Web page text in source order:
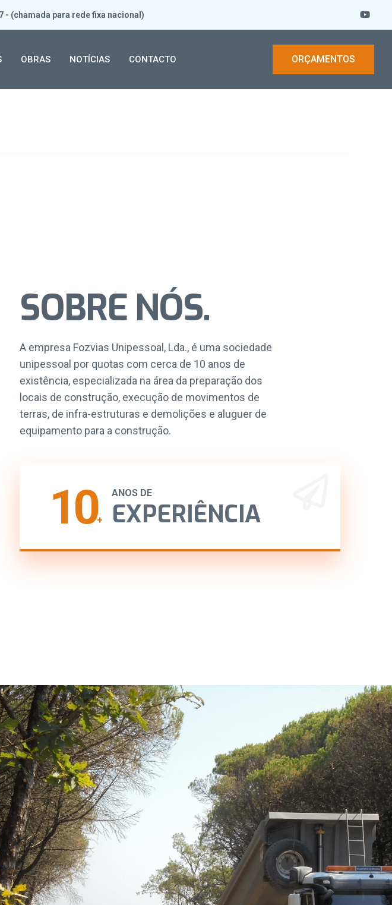
- (chamada para rede fixa nacional)
ORÇAMENTOS
OBRAS NOTÍCIAS CONTACTO
SOBRE NÓS.
A empresa Fozvias Unipessoal, Lda., é uma sociedade
unipessoal por quotas com cerca de 10 anos de
existência, especializada na área da preparação dos
locais de construção, execução de movimentos de
terras, de infra-estruturas e demolições e aluguer de
equipamento para a construção.
10+
ANOS DE
EXPERIÊNCIA